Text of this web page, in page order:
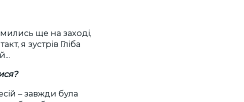
ще на заході,
я зустрів Гліба
– завжди була